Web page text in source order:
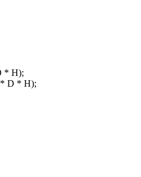
* H);
* D * H);